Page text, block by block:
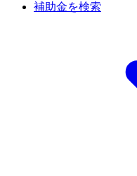
補助金を検索